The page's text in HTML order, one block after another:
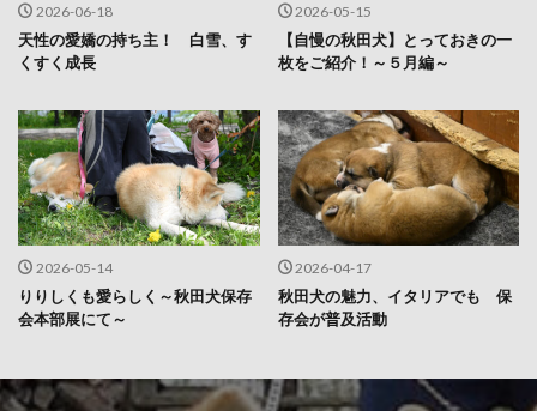
2026-06-18
天性の愛嬌の持ち主！ 白雪、す
くすく成長
2026-05-15
【自慢の秋田犬】とっておきの一
枚をご紹介！～５月編～
2026-05-14
りりしくも愛らしく～秋田犬保存
会本部展にて～
2026-04-17
秋田犬の魅力、イタリアでも 保
存会が普及活動